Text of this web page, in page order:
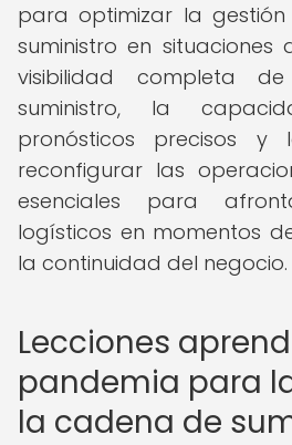
para optimizar la
suministro en situaciones
visibilidad completa
suministro, la
pronósticos precisos
reconfigurar las
esenciales para
logísticos en momentos
la continuidad del negocio.
Lecciones
pandemia para
la cadena de